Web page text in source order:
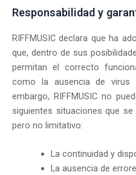
Responsabilidad y
RIFFMUSIC declara que ha
que, dentro de sus
permitan el correcto
como la ausencia de virus
embargo, RIFFMUSIC no
siguientes situaciones que
pero no limitativo:
La continuidad y
La ausencia de